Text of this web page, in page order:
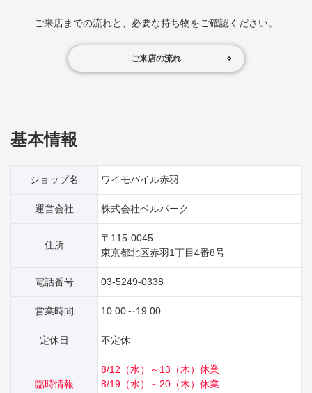
ご来店までの流れと、必要な持ち物をご確認ください。
ご来店の流れ
基本情報
ショップ名 ワイモバイル赤羽
運営会社 株式会社ベルパーク
住所
〒115-0045
東京都北区赤羽1丁目4番8号
電話番号 03-5249-0338
営業時間 10:00～19:00
定休日 不定休
臨時情報
8/12（水）～13（木）休業
8/19（水）～20（木）休業